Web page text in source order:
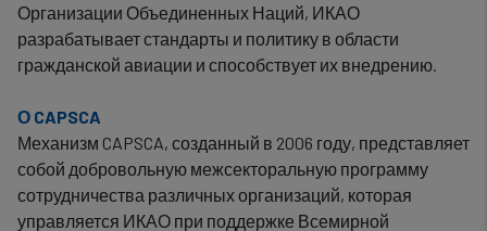
Организации Объединенных Наций, ИКАО
разрабатывает стандарты и политику в области
гражданской авиации и способствует их внедрению.
О CAPSCA
Механизм CAPSCA, созданный в 2006 году, представляет
собой добровольную межсекторальную программу
сотрудничества различных организаций, которая
управляется ИКАО при поддержке Всемирной